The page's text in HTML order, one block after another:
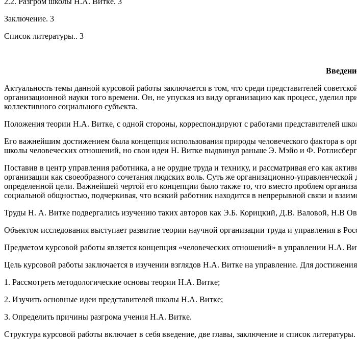
Заключение. 3
Список литературы.. 3
Актуальность темы данной курсовой работы заключается в том, что среди представителей
организационной науки того времени. Он, не упуская из виду организацию как процесс, уделил
коллективного социального субъекта.
Положения теории Н.А. Витке, с одной стороны, корреспондируют с работами представителей
Его важнейшим достижением была концепция использования природы человеческого фактора в
школы человеческих отношений, но свои идеи Н. Витке выдвинул раньше Э. Мэйо и Ф.
Поставив в центр управления работника, а не орудие труда и технику, и рассматривая его как
организации как своеобразного сочетания людских воль. Суть же организационно-
определенной цели. Важнейшей чертой его концепции было также то, что вместо проблем
социальной общностью, подчеркивая, что всякий работник находится в непрерывной связи и
Труды Н. А. Витке подвергались изучению таких авторов как Э.Б. Корицкий, Д.В. Валовой, Н.В
Объектом исследования выступает развитие теории научной организации труда и управления в
Предметом курсовой работы является концепция «человеческих отношений» в управлении Н.А.
Цель курсовой работы заключается в изучении взглядов Н.А. Витке на управление. Для
1. Рассмотреть методологические основы теории Н.А. Витке;
2. Изучить основные идеи представителей школы Н.А. Витке;
3. Определить причины разгрома учения Н.А. Витке.
Структура курсовой работы включает в себя введение, две главы, заключение и список литературы.